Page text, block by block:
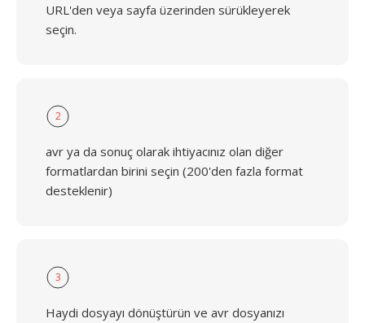
URL'den veya sayfa üzerinden sürükleyerek
seçin.
2
avr ya da sonuç olarak ihtiyacınız olan diğer
formatlardan birini seçin (200'den fazla format
desteklenir)
3
Haydi dosyayı dönüştürün ve avr dosyanızı